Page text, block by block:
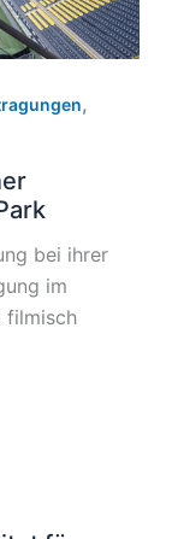
,
bei ihrer
im
filmisch